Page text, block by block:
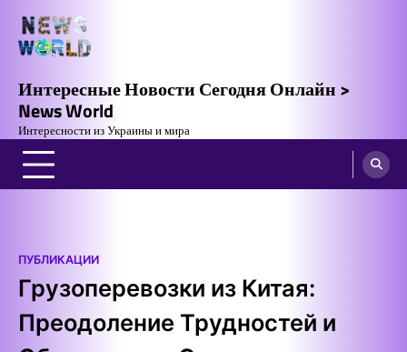
content
Интересные Новости Сегодня Онлайн >
News World
Интересности из Украины и мира
ПУБЛИКАЦИИ
Грузоперевозки из Китая:
Преодоление Трудностей и